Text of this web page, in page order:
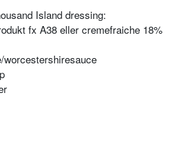
Island dressing:
fx A38 eller cremefraiche 18%